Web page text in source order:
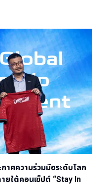
าศความร่วมมือระดับโลก
ใต้คอนเซ็ปต์ “Stay In